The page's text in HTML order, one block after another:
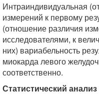
Интраиндивидуальная
измерений к первому
(отношение различия
исследователями, к
них) вариабельность
миокарда левого
соответственно.
Статистический анализ